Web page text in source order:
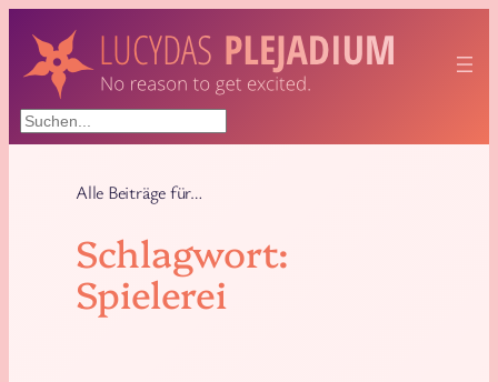
Inhalt
springen
Suchen
Alle Beiträge für…
Schlagwort:
Spielerei